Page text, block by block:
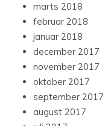
marts 2018
februar 2018
januar 2018
december 2017
november 2017
oktober 2017
september 2017
august 2017